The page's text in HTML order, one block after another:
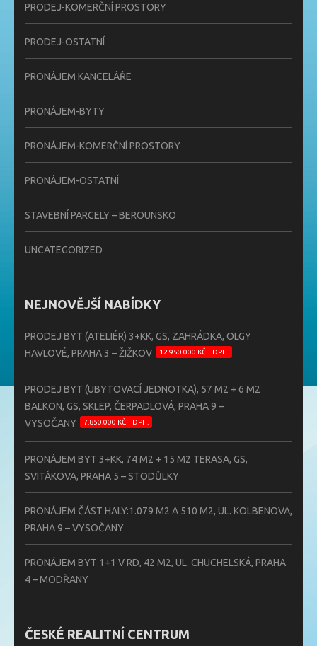
PRODEJ-KOMERČNÍ PROSTORY
PRODEJ-OSTATNÍ
PRONÁJEM KANCELÁŘE
PRONÁJEM-BYTY
PRONÁJEM-KOMERČNÍ PROSTORY
PRONÁJEM-OSTATNÍ
STAVEBNÍ PARCELY – BEROUNSKO
UNCATEGORIZED
NEJNOVĚJŠÍ NABÍDKY
PRODEJ BYT (ATELIÉR) 3+KK, GS, ZAHRÁDKA, OLGY
HAVLOVÉ, PRAHA 3 – ŽIŽKOV
12.950.000 KČ + DPH.
PRODEJ BYT (UBYTOVACÍ JEDNOTKA), 57 M2 + 6 M2
BALKON, GS, SKLEP, ČERPADLOVÁ, PRAHA 9 –
VYSOČANY
7.850.000 KČ + DPH.
PRONÁJEM BYT 3+KK, 74 M2 + 15 M2 TERASA, GS,
SVITÁKOVA, PRAHA 5 – STODŮLKY
PRONÁJEM ČÁST HALY:1.079 M2 A 510 M2, UL. KOLBENOVA,
PRAHA 9 – VYSOČANY
PRONÁJEM BYT 1+1 V RD, 42 M2, UL. CHUCHELSKÁ, PRAHA
4 – MODŘANY
ČESKÉ REALITNÍ CENTRUM